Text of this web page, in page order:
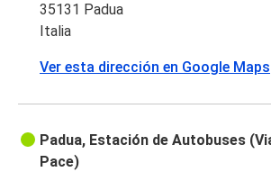
35131 Padua
Italia
Ver esta dirección en Google Maps
Padua, Estación de Autobuses
Pace)